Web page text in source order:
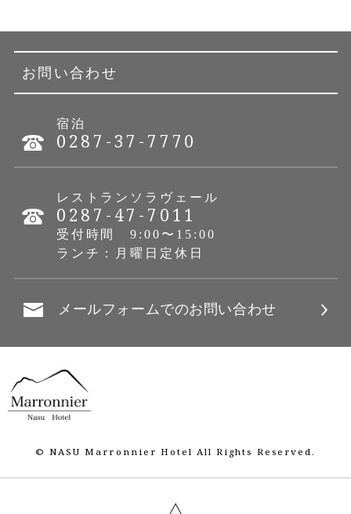
お問い合わせ
宿泊
0287-37-7770
レストランソラヴェール
0287-47-7011
受付時間 9:00〜15:00
ランチ：月曜日定休日
メールフォームでのお問い合わせ
© NASU Marronnier Hotel All Rights Reserved.